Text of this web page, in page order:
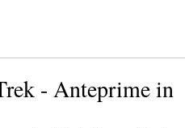
- Anteprime in